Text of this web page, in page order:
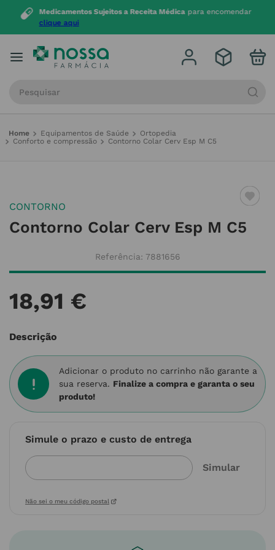
Medicamentos Sujeitos a Receita Médicapara encomendar
clique aqui
Equipamentos de Saúde
Ortopedia
Conforto e compressão
Contorno Colar Cerv Esp M C5
CONTORNO
Contorno Colar Cerv Esp M C5
Referência: 7881656
18,91 €
Descrição
Adicionar o produto no carrinho não garante a
sua reserva. Finalize a compra e garanta o seu
produto!
Simule o prazo e custo de entrega
Não sei o meu código postal